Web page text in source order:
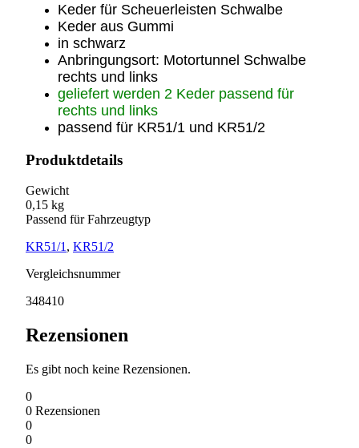
Keder für Scheuerleisten Schwalbe
Keder aus Gummi
in schwarz
Anbringungsort: Motortunnel Schwalbe
rechts und links
geliefert werden 2 Keder passend für
rechts und links
passend für KR51/1 und KR51/2
Produktdetails
Gewicht
0,15 kg
Passend für Fahrzeugtyp
KR51/1 , KR51/2
Vergleichsnummer
348410
Rezensionen
Es gibt noch keine Rezensionen.
0
0 Rezensionen
0
0